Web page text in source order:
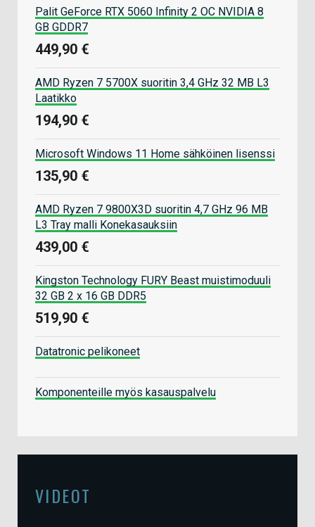
Palit GeForce RTX 5060 Infinity 2 OC NVIDIA 8
GB GDDR7
449,90 €
AMD Ryzen 7 5700X suoritin 3,4 GHz 32 MB L3
Laatikko
194,90 €
Microsoft Windows 11 Home sähköinen lisenssi
135,90 €
AMD Ryzen 7 9800X3D suoritin 4,7 GHz 96 MB
L3 Tray malli Konekasauksiin
439,00 €
Kingston Technology FURY Beast muistimoduuli
32 GB 2 x 16 GB DDR5
519,90 €
Datatronic pelikoneet
Komponenteille myös kasauspalvelu
VIDEOT